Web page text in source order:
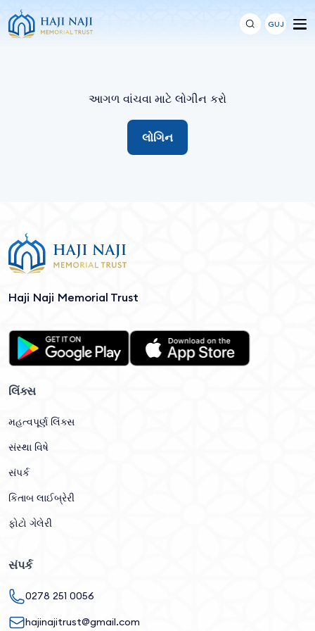
GUJ
આગળ વાંચવા માટે લોગીન કરો
લોગિન
Haji Naji Memorial Trust
લિંક્સ
મહત્વપૂર્ણ લિંક્સ
સંસ્થા વિષે
સંપર્ક
કિતાબ લાઈબ્રેરી
ફોટો ગેલેરી
સંપર્ક
0278 251 0056
hajinajitrust@gmail.com